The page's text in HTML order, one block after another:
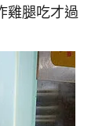
雞腿吃才過